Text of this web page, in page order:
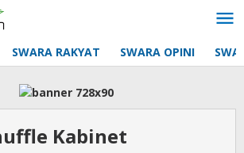
SWARA RAKYAT SWARA OPINI
Kabinet